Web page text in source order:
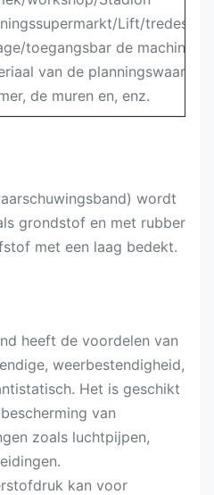
Lift/
toegangsbar de machines
van de
de muren en, enz.
wordt
grondstof en met rubber
met een laag bedekt.
heeft de voordelen van
weerbestendigheid,
Het is geschikt
van
zoals luchtpijpen,
kan voor